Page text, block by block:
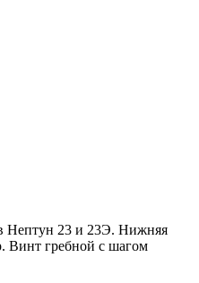
Нептун 23 и 23Э. Нижняя
Винт гребной с шагом